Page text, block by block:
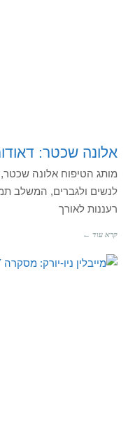
אלונה שכטר:
מותג הטיפוח אלונה
לנשים ולגברים, המשלב
רעננות לאורך
קרא עוד ←